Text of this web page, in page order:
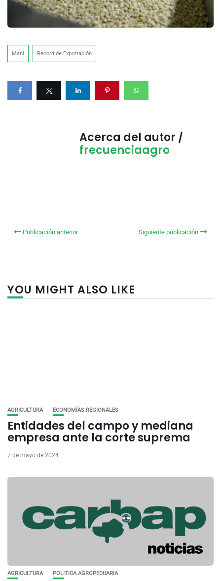
Maní Récord de Exportación
Acerca del autor /
frecuenciaagro
Publicación anterior Siguiente publicación
YOU MIGHT ALSO LIKE
AGRICULTURA ECONOMÍAS REGIONALES
Entidades del campo y mediana
empresa ante la corte suprema
7 de mayo de 2024
AGRICULTURA POLITICA AGROPECUARIA